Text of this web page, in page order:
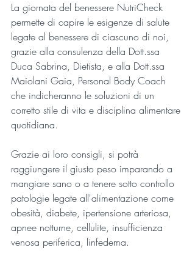
La giornata del benessere NutriCheck
permette di capire le esigenze di salute
legate al benessere di ciascuno di noi,
grazie alla consulenza della Dott.ssa
Duca Sabrina, Dietista, e alla Dott.ssa
Maiolani Gaia, Personal Body Coach
che indicheranno le soluzioni di un
corretto stile di vita e disciplina alimentare
quotidiana.
Grazie ai loro consigli, si potrà
raggiungere il giusto peso imparando a
mangiare sano o a tenere sotto controllo
patologie legate all'alimentazione come
obesità, diabete, ipertensione arteriosa,
apnee notturne, cellulite, insufficienza
venosa periferica, linfedema.